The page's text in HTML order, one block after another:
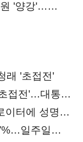
'양강'…
래 '초접전'
접전'…대통령
이터에 성명
일주일